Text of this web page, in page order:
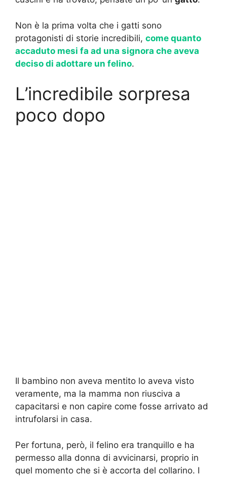
Non è la prima volta che i gatti sono
protagonisti di storie incredibili, come quanto
accaduto mesi fa ad una signora che aveva
deciso di adottare un felino.
L’incredibile sorpresa
poco dopo
Il bambino non aveva mentito lo aveva visto
veramente, ma la mamma non riusciva a
capacitarsi e non capire come fosse arrivato ad
intrufolarsi in casa.
Per fortuna, però, il felino era tranquillo e ha
permesso alla donna di avvicinarsi, proprio in
quel momento che si è accorta del collarino. I